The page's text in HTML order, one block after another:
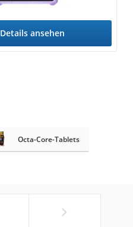
Details ansehen
Octa-Core-Tablets